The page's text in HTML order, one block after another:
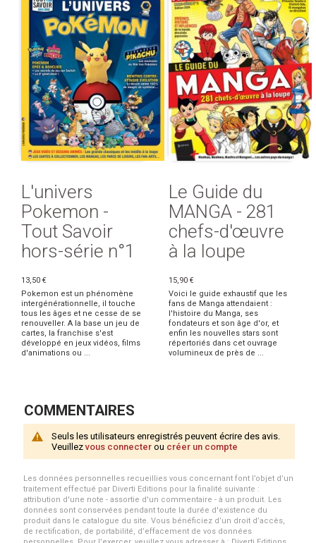
L'univers
Pokemon -
Tout Savoir
hors-série n°1
13,50 €
Pokemon est un phénomène
intergénérationnelle, il touche
tous les âges et ne cesse de se
renouveller. A la base un jeu de
cartes, la franchise s'est
développé en jeux vidéos, films
d'animations ou ...
Le Guide du
MANGA - 281
chefs-d'œuvre
à la loupe
15,90 €
Voici le guide exhaustif que les
fans de Manga attendaient :
l'histoire du Manga, ses
fondateurs et son âge d'or, et
enfin les nouvelles stars sont
répertoriés dans cet ouvrage
volumineux de près de ...
COMMENTAIRES
Seuls les utilisateurs enregistrés peuvent écrire des avis.
Veuillezvous connecter ou créer un compte
Les données personnelles recueillies vous concernant font l’objet d’un
traitement effectué par Diverti Editions pour la finalité suivante :
attribution d'une note - assortie d'un commentaire - à un produit. Les
données sont conservées pendant toute la durée d'existence du
produit dans le catalogue du site. Vous bénéficiez d’un droit d’accès,
de rectification, de portabilité, d’effacement de vos données